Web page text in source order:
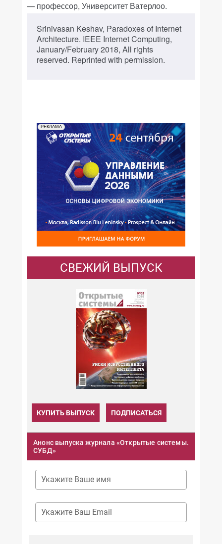
— профессор, Университет Ватерлоо.
Srinivasan Keshav, Paradoxes of Internet
Architecture. IEEE Internet Computing,
January/February 2018, All rights
reserved. Reprinted with permission.
РЕКЛАМА
СВЕЖИЙ ВЫПУСК
КУПИТЬ ВЫПУСК ПОДПИСАТЬСЯ
Анонс выпуска журнала «Открытые системы.
СУБД»
Укажите Ваше имя
Укажите Ваш Email